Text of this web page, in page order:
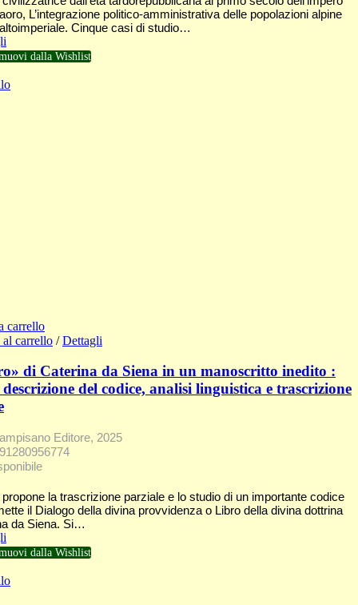
L’integrazione politico-amministrativa delle popolazioni alpine
altoimperiale. Cinque casi di studio…
dalla Wishlist
carrello
carrello / Dettagli
di Caterina da Siena in un manoscritto inedito :
del codice, analisi linguistica e trascrizione
Editore, 2025
la trascrizione parziale e lo studio di un importante codice
il Dialogo della divina provvidenza o Libro della divina dottrina
da Siena. Si…
dalla Wishlist